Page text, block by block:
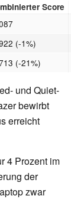
Score
(-1%)
(-21%)
und Quiet-
bewirbt
erreicht
4 Prozent im
der
zwar